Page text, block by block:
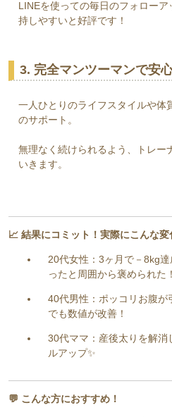
LINEを使っての毎日のフォロー
持しやすいと好評です！
3. 完全マンツーマンで安
一人ひとりのライフスタイルや体
のサポート。
無理なく続けられるよう、トレー
いきます。
📈 結果にコミット！実際にこんな変
20代女性：3ヶ月で－8kg
ったと周囲から褒められた！
40代男性：ポッコリお腹が
でも数値が改善！
30代ママ：産後太りを解消
ルアップ✨
💬 こんな方におすすめ！